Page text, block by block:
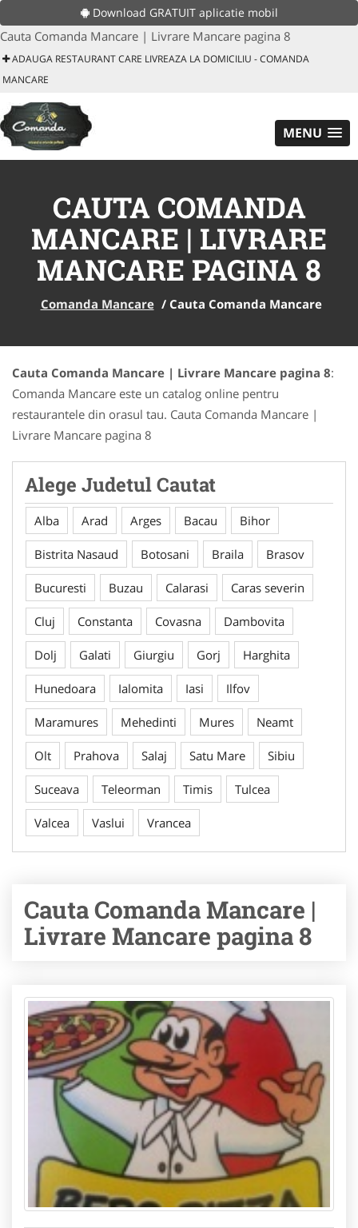
Download GRATUIT aplicatie mobil
Cauta Comanda Mancare | Livrare Mancare pagina 8
ADAUGA RESTAURANT CARE LIVREAZA LA DOMICILIU - COMANDA
MANCARE
MENU
CAUTA COMANDA
MANCARE | LIVRARE
MANCARE PAGINA 8
Comanda Mancare / Cauta Comanda Mancare
Cauta Comanda Mancare | Livrare Mancare pagina 8:
Comanda Mancare este un catalog online pentru
restaurantele din orasul tau. Cauta Comanda Mancare |
Livrare Mancare pagina 8
Alege Judetul Cautat
Alba Arad Arges Bacau Bihor
Bistrita Nasaud Botosani Braila Brasov
Bucuresti Buzau Calarasi Caras severin
Cluj Constanta Covasna Dambovita
Dolj Galati Giurgiu Gorj Harghita
Hunedoara Ialomita Iasi Ilfov
Maramures Mehedinti Mures Neamt
Olt Prahova Salaj Satu Mare Sibiu
Suceava Teleorman Timis Tulcea
Valcea Vaslui Vrancea
Cauta Comanda Mancare |
Livrare Mancare pagina 8